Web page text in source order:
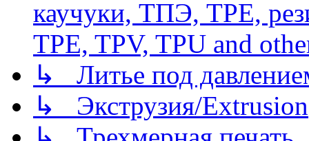
каучуки, ТПЭ, TPE,
TPE, TPV, TPU and
↳ Литье под
↳ Экструзия/Extrusion